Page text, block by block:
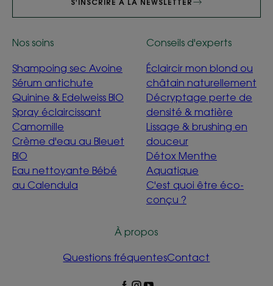
S'INSCRIRE À LA NEWSLETTER
Nos soins
Shampoing sec Avoine
Sérum antichute
Quinine & Edelweiss BIO
Spray éclaircissant
Camomille
Crème d'eau au Bleuet
BIO
Eau nettoyante Bébé
au Calendula
Conseils d'experts
Éclaircir mon blond ou
châtain naturellement
Décryptage perte de
densité & matière
Lissage & brushing en
douceur
Détox Menthe
Aquatique
C'est quoi être éco-
conçu ?
À propos
Questions fréquentesContact